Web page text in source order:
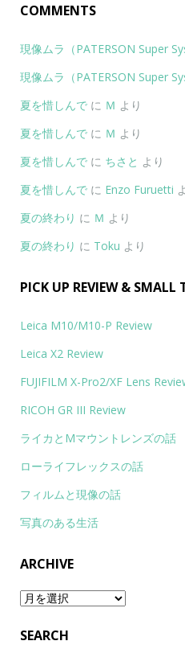
COMMENTS
現像ムラ（PATERSON Super
現像ムラ（PATERSON Super
夏を惜しんで に Ｍ より
夏を惜しんで に Ｍ より
夏を惜しんで に ちさと より
夏を惜しんで に Enzo Furuetti
夏の終わり に Ｍ より
夏の終わり に Toku より
PICK UP REVIEW & SMALL
Leica M10/M10-P Review
Leica X2 Review
FUJIFILM X-Pro2/XF Lens
RICOH GR III Review
ライカとMマウントレンズの話
ローライフレックスの話
フィルムと現像の話
写真のある生活
ARCHIVE
Archive
SEARCH